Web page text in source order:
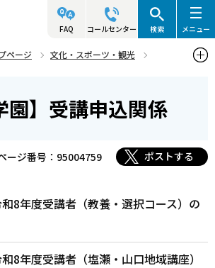
FAQ コールセンター 検索 メニュー
ページ
文化・スポーツ・観光
園】受講申込関係
ージ番号：95004759 ポストする
和8年度受講者（教養・選択コース）の
和8年度受講者（塩瀬・山口地域講座）